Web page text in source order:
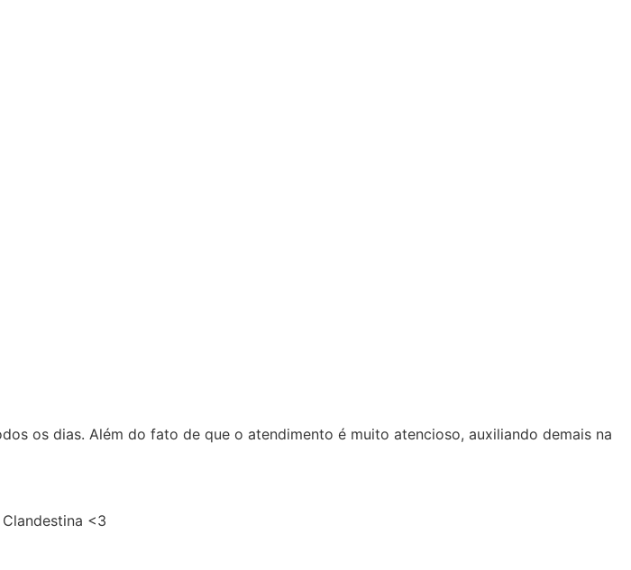
os dias. Além do fato de que o atendimento é muito atencioso, auxiliando demais na
<3